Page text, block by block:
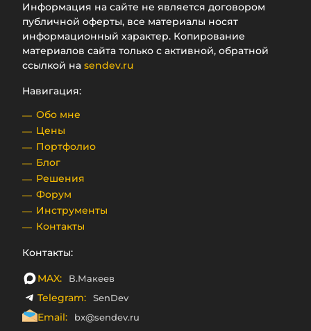
Информация на сайте не является договором
публичной оферты, все материалы носят
информационный характер. Копирование
материалов сайта только с активной, обратной
ссылкой на sendev.ru
Навигация:
Обо мне
Цены
Портфолио
Блог
Решения
Форум
Инструменты
Контакты
Контакты:
MAX: В.Макеев
Telegram: SenDev
Email: bx@sendev.ru